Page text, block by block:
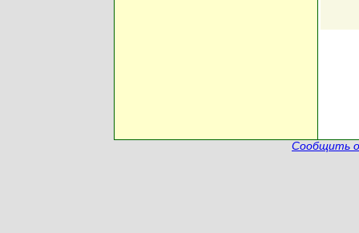
Сообщить о